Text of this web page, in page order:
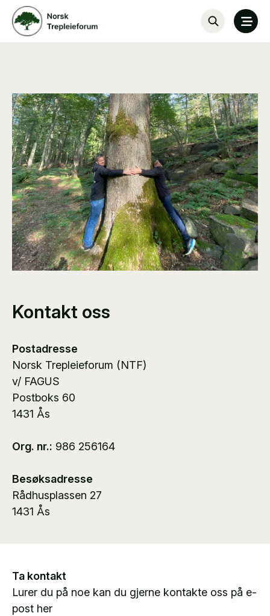
Kontakt oss
Postadresse
Norsk Trepleieforum (NTF)
v/ FAGUS
Postboks 60
1431 Ås
Org. nr.: 986 256164
Besøksadresse
Rådhusplassen 27
1431 Ås
Ta kontakt
Lurer du på noe kan du gjerne kontakte oss på e-
post her